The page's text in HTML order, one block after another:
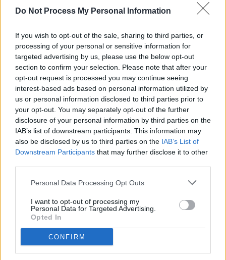
Do Not Process My Personal Information
If you wish to opt-out of the sale, sharing to third parties, or
processing of your personal or sensitive information for
targeted advertising by us, please use the below opt-out
section to confirm your selection. Please note that after your
opt-out request is processed you may continue seeing
interest-based ads based on personal information utilized by
us or personal information disclosed to third parties prior to
your opt-out. You may separately opt-out of the further
disclosure of your personal information by third parties on the
IAB’s list of downstream participants. This information may
also be disclosed by us to third parties on the IAB’s List of
Downstream Participants that may further disclose it to other
Personal Data Processing Opt Outs
I want to opt-out of processing my
Personal Data for Targeted Advertising.
Opted In
CONFIRM
Visualizza dettaglio
Bellavista
Quartu Sant'Elena
Terreno agricolo
di 652 mq ca.
Vendesi a
30.000 €
Terreno zona Bellavista
Visualizza dettaglio
Centro
Maracalagonis
Trilocale
di 65 mq ca.
155.000 €
Visualizza dettaglio
Centro
Appartamento
Trilocale